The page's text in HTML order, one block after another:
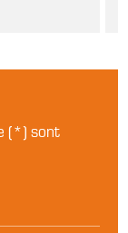
(*) sont